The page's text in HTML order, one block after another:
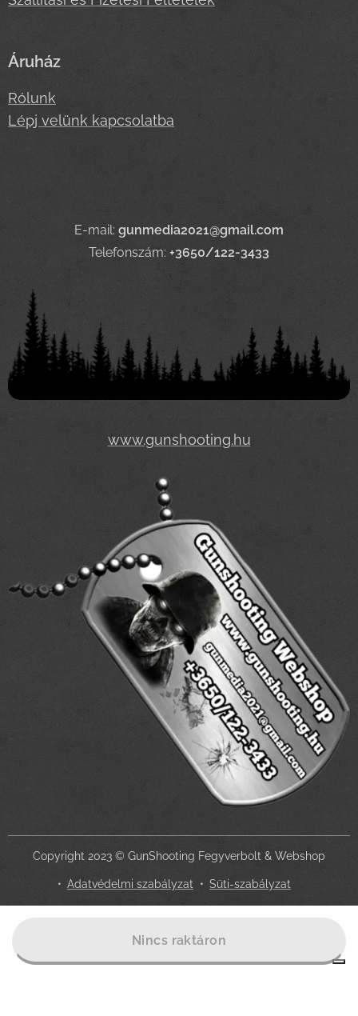
Nincs raktáron
Áruház
Rólunk
Lépj velünk kapcsolatba
E-mail: gunmedia2021@gmail.com
Telefonszám: +3650/122-3433
www.gunshooting.hu
Copyright 2023 © GunShooting Fegyverbolt & Webshop
Adatvédelmi szabályzat Süti-szabályzat
Értesítés adatgyűjtéskor